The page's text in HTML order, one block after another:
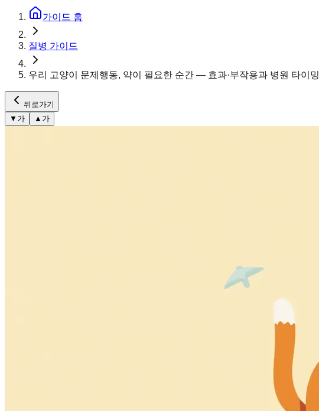
가이드 홈
질병 가이드
우리 고양이 문제행동, 약이 필요한 순간 — 효과·부작용과 병원 타이밍
뒤로가기
▼ 가 ▲ 가